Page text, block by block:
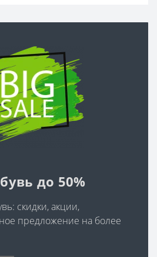
женские
женские
- распродажа, скидки, акция
Бежевые ботинки женские
на весну
на овчине
зимние ботинки
до 50%
скидки, акции,
предложение на более